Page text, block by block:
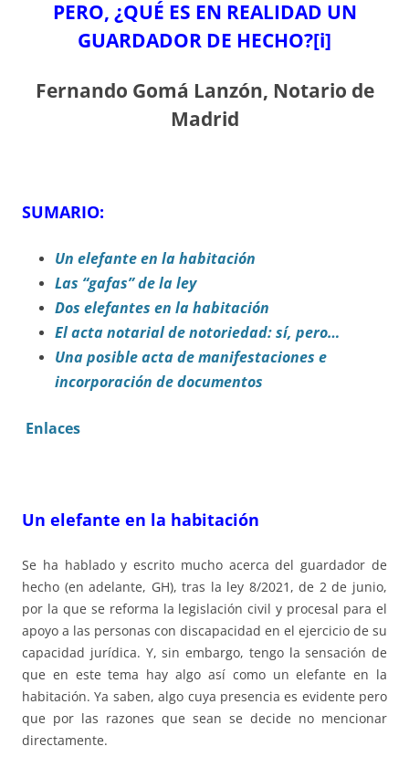
PERO, ¿QUÉ ES EN REALIDAD UN
GUARDADOR DE HECHO?[i]
Fernando Gomá Lanzón, Notario de
Madrid
SUMARIO:
Un elefante en la habitación
Las “gafas” de la ley
Dos elefantes en la habitación
El acta notarial de notoriedad: sí, pero…
Una posible acta de manifestaciones e
incorporación de documentos
Enlaces
Un elefante en la habitación
Se ha hablado y escrito mucho acerca del guardador de
hecho (en adelante, GH), tras la ley 8/2021, de 2 de junio,
por la que se reforma la legislación civil y procesal para el
apoyo a las personas con discapacidad en el ejercicio de su
capacidad jurídica. Y, sin embargo, tengo la sensación de
que en este tema hay algo así como un elefante en la
habitación. Ya saben, algo cuya presencia es evidente pero
que por las razones que sean se decide no mencionar
directamente.